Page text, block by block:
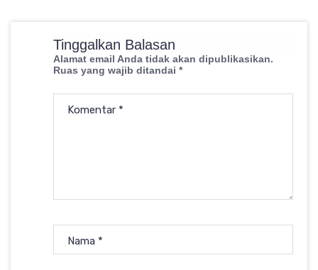
Tinggalkan Balasan
Alamat email Anda tidak akan dipublikasikan.
Ruas yang wajib ditandai *
Komentar *
Nama *